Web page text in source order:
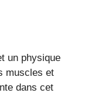
un physique
muscles et
dans cet